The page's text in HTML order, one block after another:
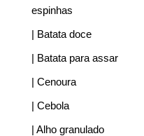
espinhas
| Batata doce
| Batata para assar
| Cenoura
| Cebola
| Alho granulado